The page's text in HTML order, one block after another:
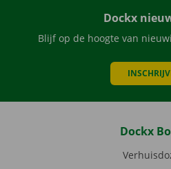
Dockx
Blijf op de hoogte van
Dockx